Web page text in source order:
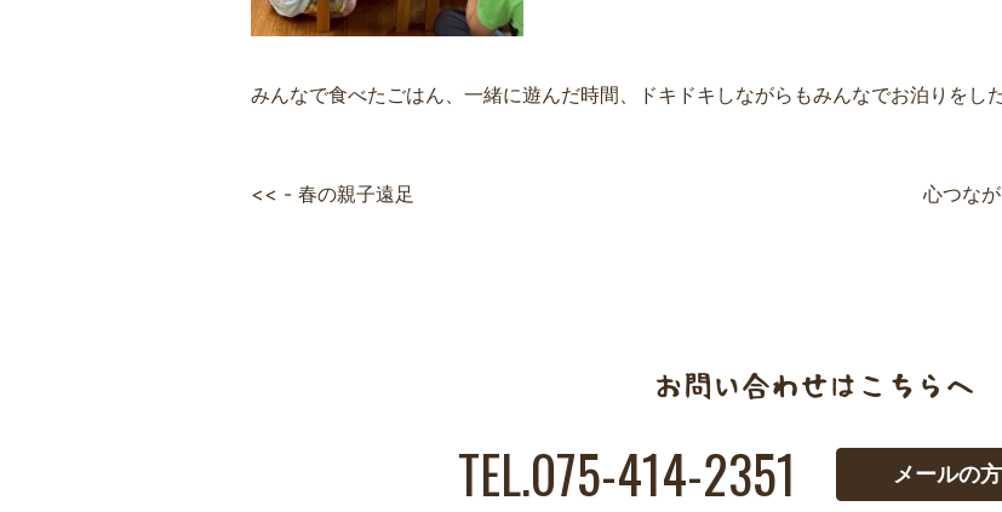
みんなで食べたごはん、一緒に遊んだ時間、ドキドキしながらもみんなでお泊りをし
<< - 春の親子遠足 心つな
TEL.075-414-2351 メールの